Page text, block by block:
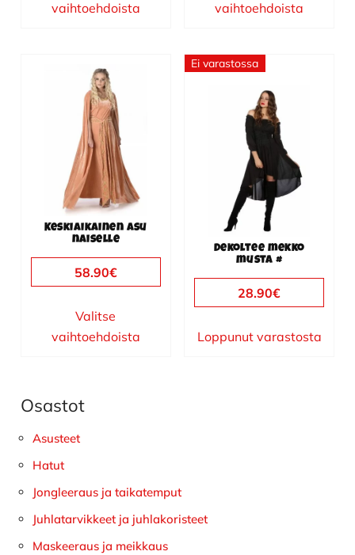
vaihtoehdoista vaihtoehdoista
Keskiaikainen asu
naiselle
58.90€
Valitse
vaihtoehdoista
tuotteella
useampi
muunnelma.
tehdä
valinnat
tuotteen
sivulla.
Ei varastossa
Dekoltee mekko
musta #
28.90€
Loppunut varastosta
Ensisijainen
sivupalkki
Osastot
Asusteet
Hatut
Jongleeraus ja taikatemput
Juhlatarvikkeet ja juhlakoristeet
Maskeeraus ja meikkaus